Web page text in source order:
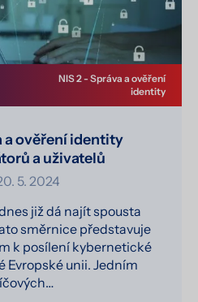
NIS 2 - Správa a ověření
identity
a ověření identity
a uživatelů
5. 2024
již dá najít spousta
směrnice představuje
k posílení kybernetické
Evropské unii. Jedním